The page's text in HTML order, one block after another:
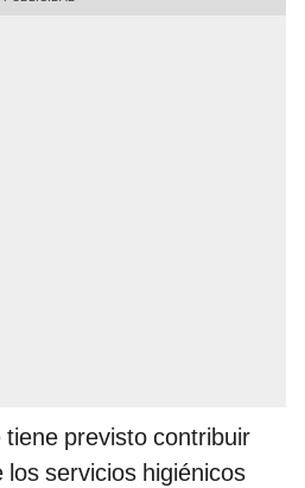
tiene previsto contribuir
servicios higiénicos